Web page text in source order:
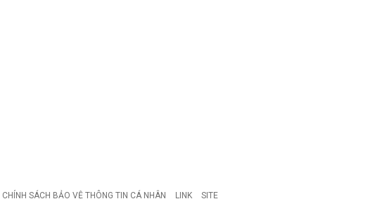
CHÍNH SÁCH BẢO VỆ THÔNG TIN CÁ NHÂN LINK SITE